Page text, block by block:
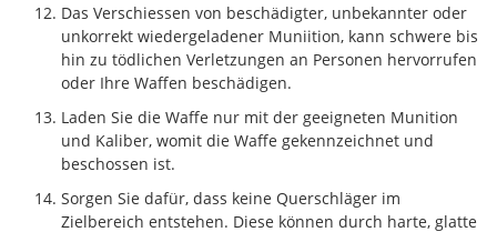
Das Verschiessen von beschädigter, unbekannter oder
unkorrekt wiedergeladener Muniition, kann schwere bis
hin zu tödlichen Verletzungen an Personen hervorrufen
oder Ihre Waffen beschädigen.
Laden Sie die Waffe nur mit der geeigneten Munition
und Kaliber, womit die Waffe gekennzeichnet und
beschossen ist.
Sorgen Sie dafür, dass keine Querschläger im
Zielbereich entstehen. Diese können durch harte, glatte